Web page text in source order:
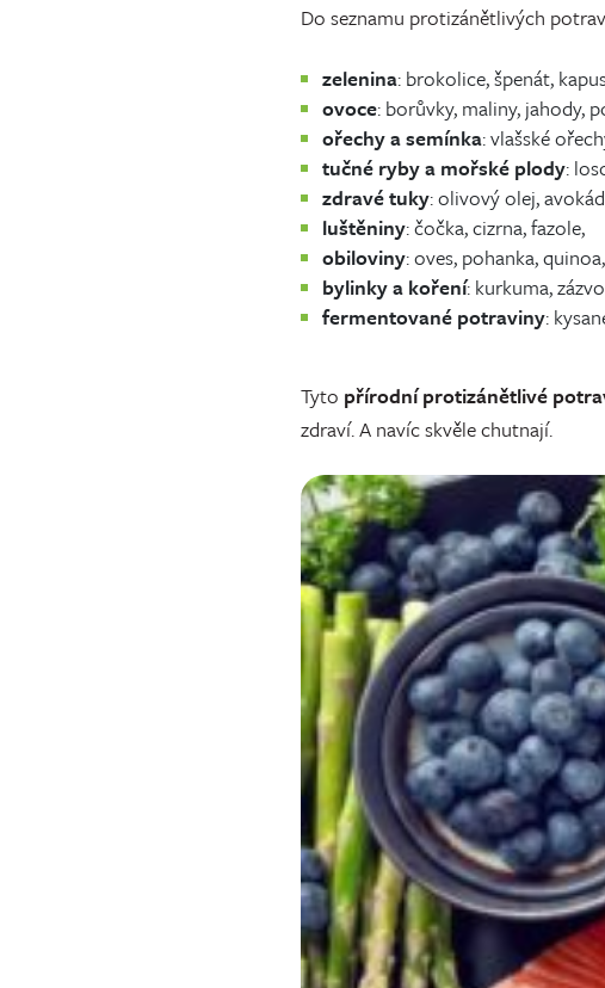
Do seznamu protizánětlivých
zelenina: brokolice, špenát,
ovoce: borůvky, maliny, jahody,
ořechy a semínka: vlašské
tučné ryby a mořské plody:
zdravé tuky: olivový olej,
luštěniny: čočka, cizrna, fazole,
obiloviny: oves, pohanka, quinoa,
bylinky a koření: kurkuma,
fermentované potraviny:
Tyto přírodní protizánětlivé
zdraví. A navíc skvěle chutnají.